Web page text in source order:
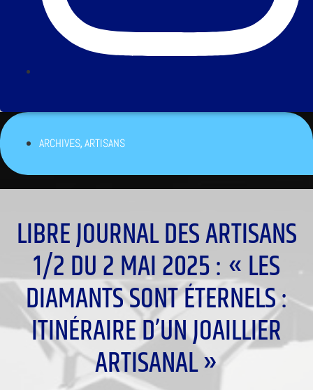
ARCHIVES,ARTISANS
LIBRE JOURNAL DES ARTISANS
1/2 DU 2 MAI 2025 : « LES
DIAMANTS SONT ÉTERNELS :
ITINÉRAIRE D’UN JOAILLIER
ARTISANAL »